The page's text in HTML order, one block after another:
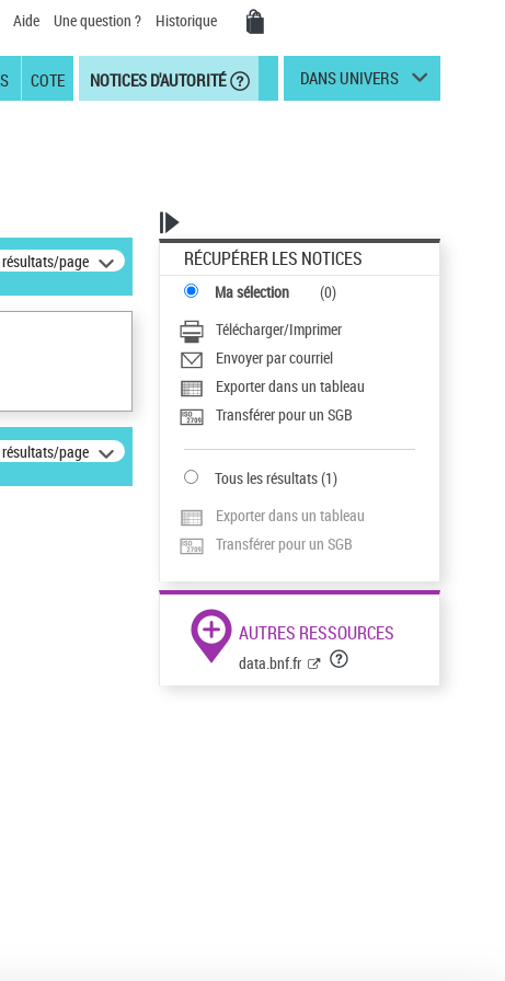
Aide Une question ? Historique
COTE NOTICES D'AUTORITÉ DANS UNIVERS
page
page
RÉCUPÉRER LES NOTICES
Ma sélection (0)
Télécharger/Imprimer
Envoyer par courriel
Exporter dans un tableau
Transférer pour un SGB
Tous les résultats(1)
Exporter dans un tableau
Transférer pour un SGB
AUTRES RESSOURCES
data.bnf.fr